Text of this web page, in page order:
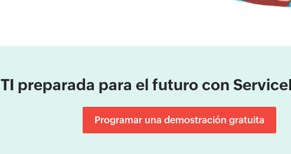
TI preparada para el futuro con
Programar una demostración gratuita